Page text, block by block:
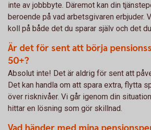
inte av jobbbyte. Däremot kan din
beroende på vad arbetsgivaren erbjuder.
koll på både det du sparar själv och det
Är det för sent att börja
50+?
Absolut inte! Det är aldrig för sent att
Det kan handla om att spara extra, flytta
över risknivåer. Vi går igenom din
hittar en lösning som gör skillnad.